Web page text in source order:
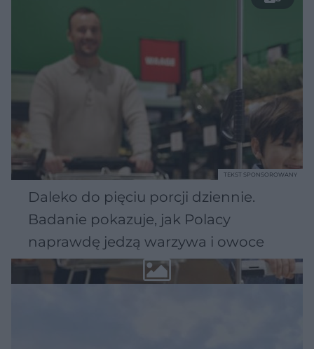
Daleko do pięciu porcji dziennie.
Badanie pokazuje, jak Polacy
naprawdę jedzą warzywa i owoce
TEKST SPONSOROWANY